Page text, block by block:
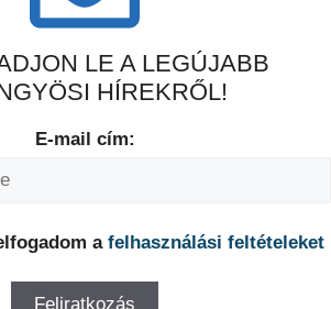
LE A LEGÚJABB
HÍREKRŐL!
E-mail cím:
a felhasználási feltételeket